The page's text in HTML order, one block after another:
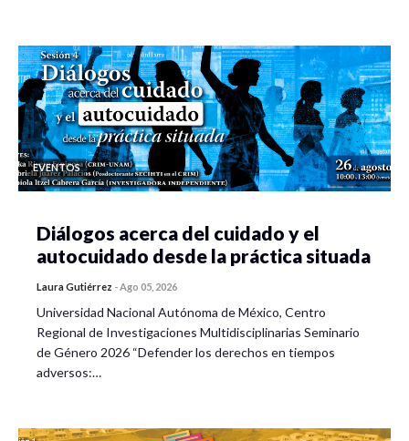
EVENTOS
Diálogos acerca del cuidado y el
autocuidado desde la práctica situada
Laura Gutiérrez -Ago 05, 2026
Universidad Nacional Autónoma de México, Centro
Regional de Investigaciones Multidisciplinarias Seminario
de Género 2026 “Defender los derechos en tiempos
adversos:…